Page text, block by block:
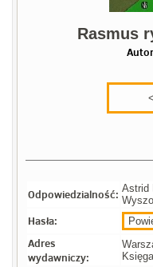
Rasmus
Odpowiedzialność: Astrid
Hasła:
Adres
wydawniczy: